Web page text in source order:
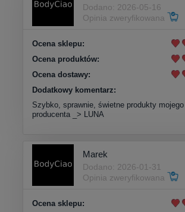
Dodano: 2026-05-16
Opinia zweryfikowana
Ocena sklepu:
Ocena produktów:
Ocena dostawy:
Dodatkowy komentarz:
Szybko, sprawnie, świetne produkty
producenta _> LUNA
Marek
Dodano: 2026-01-31
Opinia zweryfikowana
Ocena sklepu: